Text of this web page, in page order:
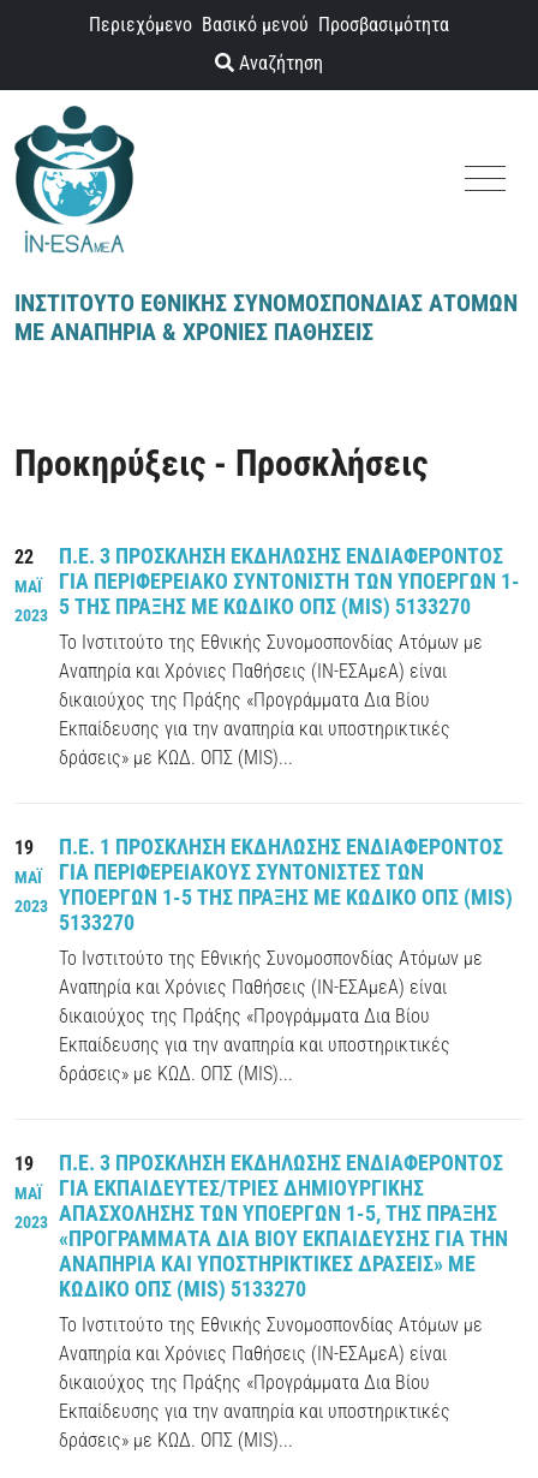
Παράκαμψη προς το περιεχόμενο
Περιεχόμενο Βασικό μενού Προσβασιμότητα
Αναζήτηση
ΙΝΣΤΙΤΟΥΤΟ ΕΘΝΙΚΗΣ ΣΥΝΟΜΟΣΠΟΝΔΙΑΣ ΑΤΟΜΩΝ
ΜΕ ΑΝΑΠΗΡΙΑ & ΧΡΟΝΙΕΣ ΠΑΘΗΣΕΙΣ
Προκηρύξεις - Προσκλήσεις
22
ΜΑΪ
2023
Π.Ε. 3 ΠΡΟΣΚΛΗΣΗ ΕΚΔΗΛΩΣΗΣ ΕΝΔΙΑΦΕΡΟΝΤΟΣ
ΓΙΑ ΠΕΡΙΦΕΡΕΙΑΚΟ ΣΥΝΤΟΝΙΣΤΗ ΤΩΝ ΥΠΟΕΡΓΩΝ 1-
5 ΤΗΣ ΠΡΑΞΗΣ ΜΕ ΚΩΔΙΚΟ ΟΠΣ (MIS) 5133270
Το Ινστιτούτο της Εθνικής Συνομοσπονδίας Ατόμων με
Αναπηρία και Χρόνιες Παθήσεις (ΙΝ-ΕΣΑμεΑ) είναι
δικαιούχος της Πράξης «Προγράμματα Δια Βίου
Εκπαίδευσης για την αναπηρία και υποστηρικτικές
δράσεις» με ΚΩΔ. ΟΠΣ (MIS)...
19
ΜΑΪ
2023
Π.Ε. 1 ΠΡΟΣΚΛΗΣΗ ΕΚΔΗΛΩΣΗΣ ΕΝΔΙΑΦΕΡΟΝΤΟΣ
ΓΙΑ ΠΕΡΙΦΕΡΕΙΑΚΟΥΣ ΣΥΝΤΟΝΙΣΤΕΣ ΤΩΝ
ΥΠΟΕΡΓΩΝ 1-5 ΤΗΣ ΠΡΑΞΗΣ ΜΕ ΚΩΔΙΚΟ ΟΠΣ (MIS)
5133270
Το Ινστιτούτο της Εθνικής Συνομοσπονδίας Ατόμων με
Αναπηρία και Χρόνιες Παθήσεις (ΙΝ-ΕΣΑμεΑ) είναι
δικαιούχος της Πράξης «Προγράμματα Δια Βίου
Εκπαίδευσης για την αναπηρία και υποστηρικτικές
δράσεις» με ΚΩΔ. ΟΠΣ (MIS)...
19
ΜΑΪ
2023
Π.Ε. 3 ΠΡΟΣΚΛΗΣΗ ΕΚΔΗΛΩΣΗΣ ΕΝΔΙΑΦΕΡΟΝΤΟΣ
ΓΙΑ ΕΚΠΑΙΔΕΥΤΕΣ/ΤΡΙΕΣ ΔΗΜΙΟΥΡΓΙΚΗΣ
ΑΠΑΣΧΟΛΗΣΗΣ ΤΩΝ ΥΠΟΕΡΓΩΝ 1-5, ΤΗΣ ΠΡΑΞΗΣ
«ΠΡΟΓΡΑΜΜΑΤΑ ΔΙΑ ΒΙΟΥ ΕΚΠΑΙΔΕΥΣΗΣ ΓΙΑ ΤΗΝ
ΑΝΑΠΗΡΙΑ ΚΑΙ ΥΠΟΣΤΗΡΙΚΤΙΚΕΣ ΔΡΑΣΕΙΣ» ΜΕ
ΚΩΔΙΚΟ ΟΠΣ (MIS) 5133270
Το Ινστιτούτο της Εθνικής Συνομοσπονδίας Ατόμων με
Αναπηρία και Χρόνιες Παθήσεις (ΙΝ-ΕΣΑμεΑ) είναι
δικαιούχος της Πράξης «Προγράμματα Δια Βίου
Εκπαίδευσης για την αναπηρία και υποστηρικτικές
δράσεις» με ΚΩΔ. ΟΠΣ (MIS)...